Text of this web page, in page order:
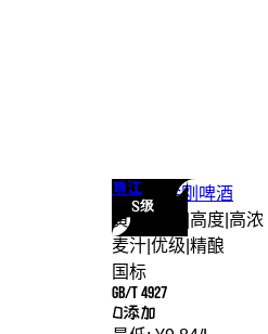
珠江
S级
珠江 烈金刚 啤酒
黄啤
高度 高浓
麦汁 优级 精酿
国标
GB/T 4927
0添加